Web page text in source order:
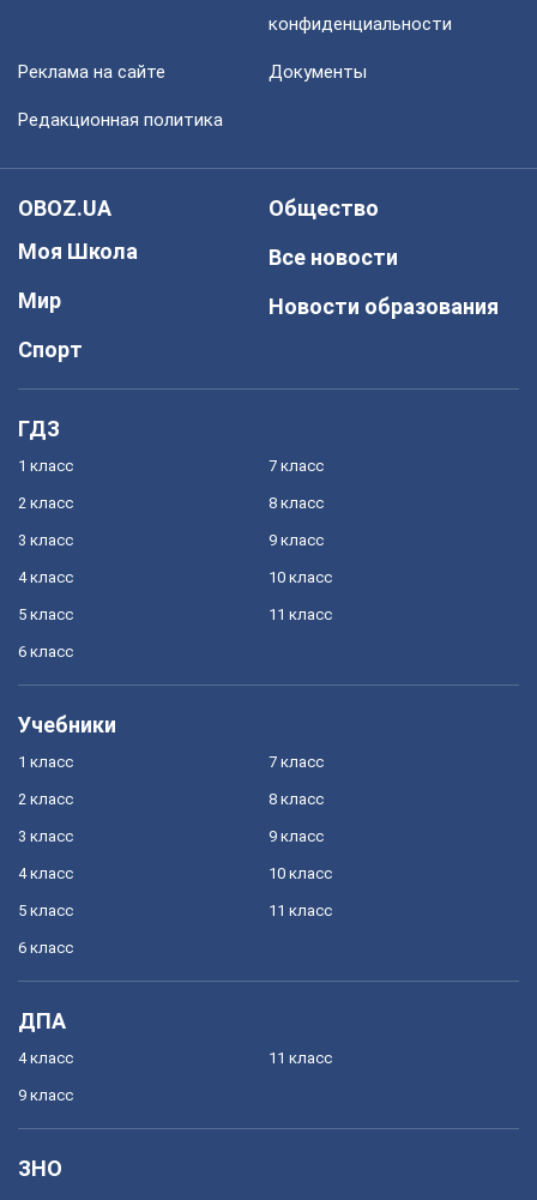
конфиденциальности
Реклама на сайте Документы
Редакционная политика
OBOZ.UA
Моя Школа
Мир
Спорт
Общество
Все новости
Новости образования
ГДЗ
1 класс
2 класс
3 класс
4 класс
5 класс
6 класс
7 класс
8 класс
9 класс
10 класс
11 класс
Учебники
1 класс
2 класс
3 класс
4 класс
5 класс
6 класс
7 класс
8 класс
9 класс
10 класс
11 класс
ДПА
4 класс
9 класс
11 класс
ЗНО